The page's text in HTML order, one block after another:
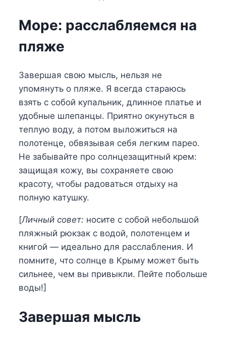
Море: расслабляемся на
пляже
Завершая свою мысль, нельзя не
упомянуть о пляже. Я всегда стараюсь
взять с собой купальник, длинное платье и
удобные шлепанцы. Приятно окунуться в
теплую воду, а потом выложиться на
полотенце, обвязывая себя легким парео.
Не забывайте про солнцезащитный крем:
защищая кожу, вы сохраняете свою
красоту, чтобы радоваться отдыху на
полную катушку.
[Личный совет: носите с собой небольшой
пляжный рюкзак с водой, полотенцем и
книгой — идеально для расслабления. И
помните, что солнце в Крыму может быть
сильнее, чем вы привыкли. Пейте побольше
воды!]
Завершая мысль